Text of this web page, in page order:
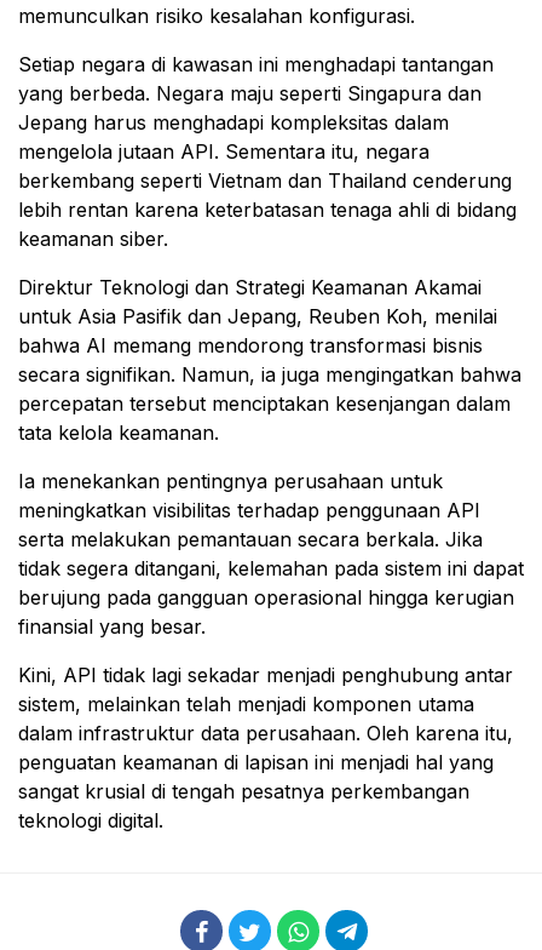
memunculkan risiko kesalahan konfigurasi.
Setiap negara di kawasan ini menghadapi tantangan
yang berbeda. Negara maju seperti Singapura dan
Jepang harus menghadapi kompleksitas dalam
mengelola jutaan API. Sementara itu, negara
berkembang seperti Vietnam dan Thailand cenderung
lebih rentan karena keterbatasan tenaga ahli di bidang
keamanan siber.
Direktur Teknologi dan Strategi Keamanan Akamai
untuk Asia Pasifik dan Jepang, Reuben Koh, menilai
bahwa AI memang mendorong transformasi bisnis
secara signifikan. Namun, ia juga mengingatkan bahwa
percepatan tersebut menciptakan kesenjangan dalam
tata kelola keamanan.
Ia menekankan pentingnya perusahaan untuk
meningkatkan visibilitas terhadap penggunaan API
serta melakukan pemantauan secara berkala. Jika
tidak segera ditangani, kelemahan pada sistem ini dapat
berujung pada gangguan operasional hingga kerugian
finansial yang besar.
Kini, API tidak lagi sekadar menjadi penghubung antar
sistem, melainkan telah menjadi komponen utama
dalam infrastruktur data perusahaan. Oleh karena itu,
penguatan keamanan di lapisan ini menjadi hal yang
sangat krusial di tengah pesatnya perkembangan
teknologi digital.